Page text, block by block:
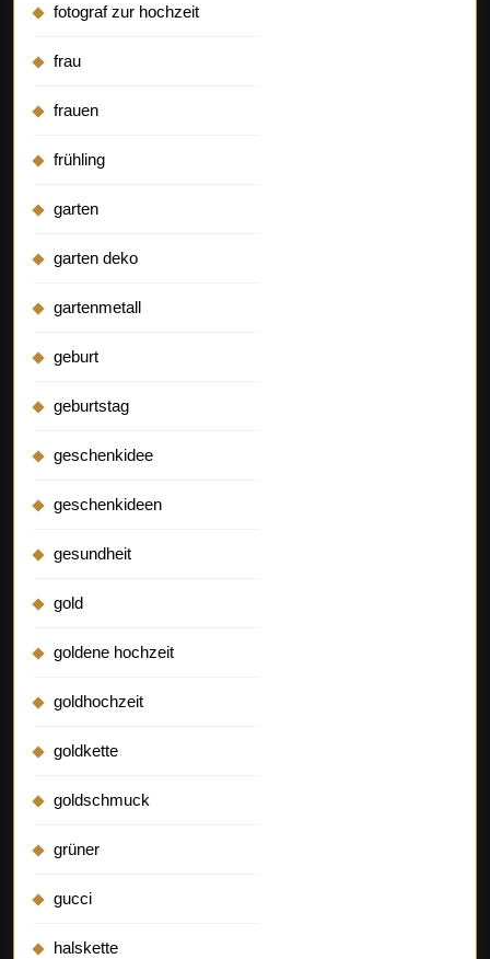
fotograf zur hochzeit
frau
frauen
frühling
garten
garten deko
gartenmetall
geburt
geburtstag
geschenkidee
geschenkideen
gesundheit
gold
goldene hochzeit
goldhochzeit
goldkette
goldschmuck
grüner
gucci
halskette